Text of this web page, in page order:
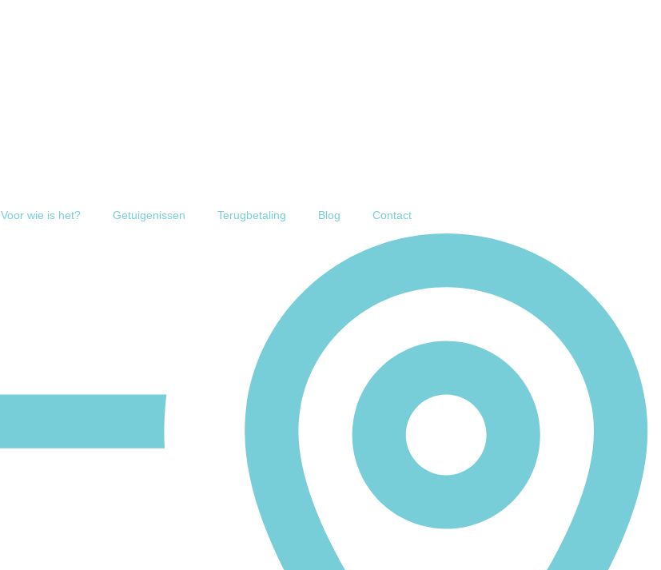
Voor wie is het? Getuigenissen Terugbetaling Blog Contact